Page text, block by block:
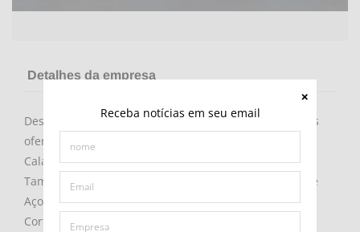
Receba notícias em seu email
Detalhes da empresa
Desde 2005 a COMASE, junto com suas Representadas
oferece aos clientes soluções em processos de
Calandragem, Conformação de Chapas, Tubos, Perfis,
Tampos, equipamentos de Movimentação de peças de
Aço, Chapas, Perfiz, Placas, Blocos, Bobinas, Peças
Cortadas, Perfis, Tubos, Tarugos e Barras de Aço,